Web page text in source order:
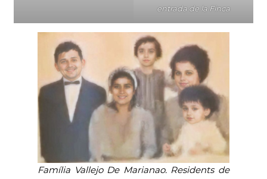
entrada de la Finca
Família Vallejo De Marianao. Residents de